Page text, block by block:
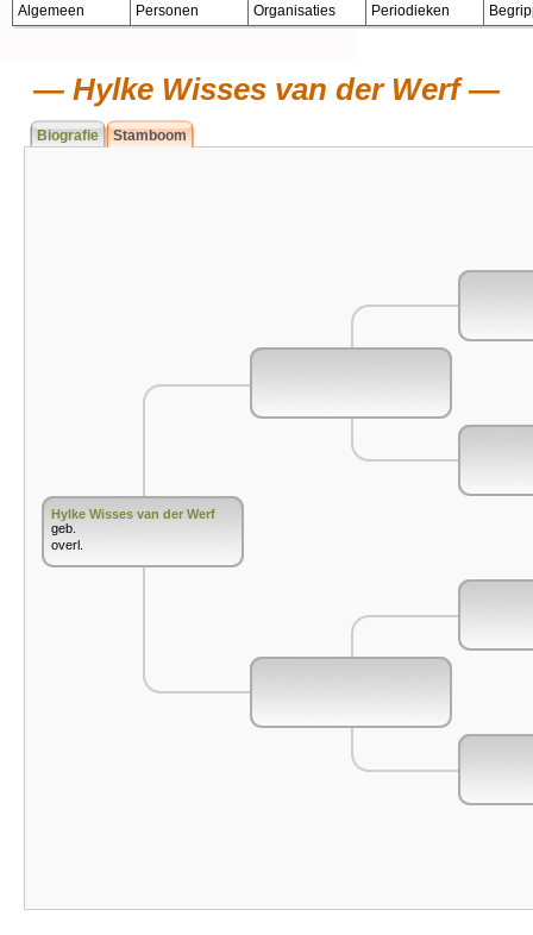
Algemeen Personen Organisaties Periodieken
Hylke Wisses van der Werf
Biografie Stamboom
Hylke Wisses van der Werf
geb.
overl.